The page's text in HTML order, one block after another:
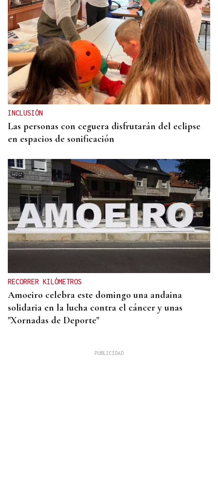
INCLUSIÓN
Las personas con ceguera disfrutarán del eclipse
en espacios de sonificación
RECORRER KILÓMETROS
Amoeiro celebra este domingo una andaina
solidaria en la lucha contra el cáncer y unas
"Xornadas de Deporte"